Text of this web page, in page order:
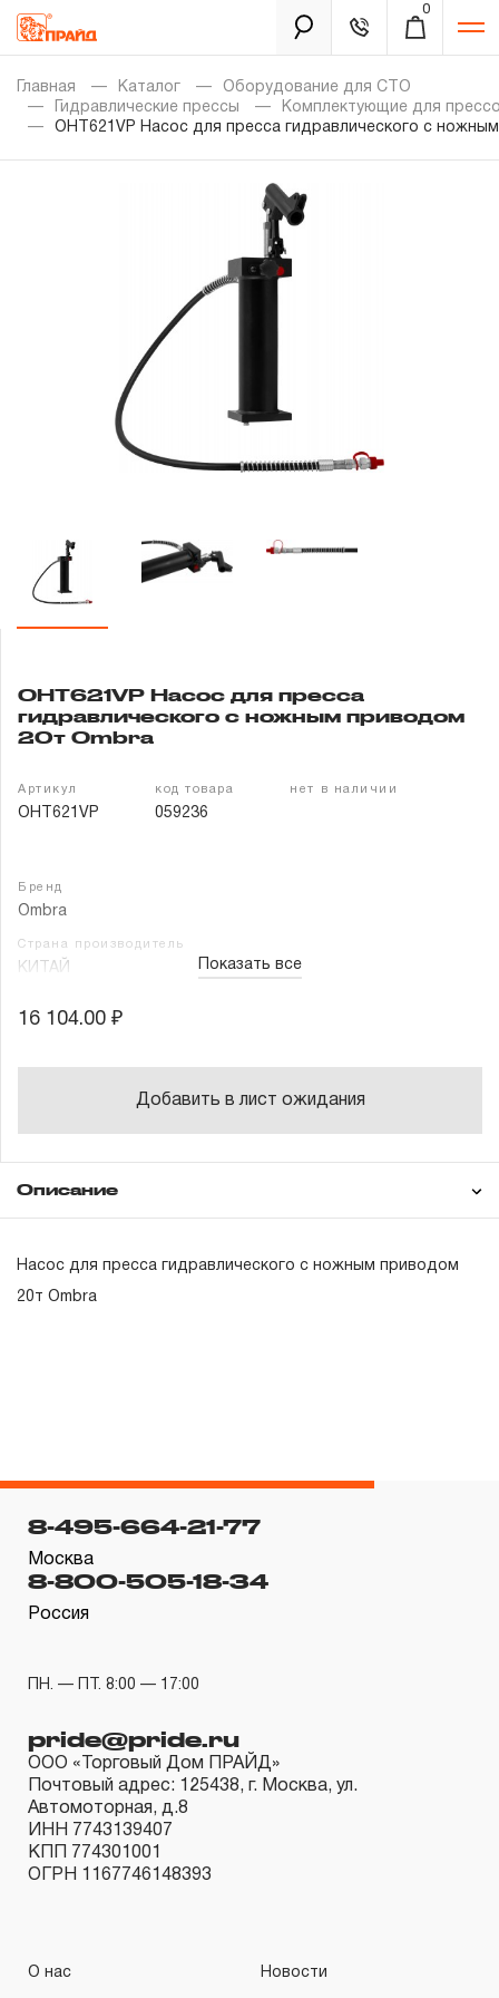
0
Каталог
Золотая лихорадка
Уцененный товар
Новости
Гарантия и сервис
Доставка и оплата
Контакты
Главная Каталог
Оборудование для СТО
Гидравлические прессы
Комплектующие для
OHT621VP Насос для пресса гидравлического с
OHT621VP Насос для пресса
гидравлического с ножным приводом
20т Ombra
Артикул
OHT621VP
код товара
059236
нет в наличии
Бренд
Ombra
Страна производитель
КИТАЙ Показать все
16 104.00 ₽
Добавить в лист ожидания
Описание
Насос для пресса гидравлического с ножным приводом
20т Ombra
гарантийных обязательств в течение всего периода
эксплуатации изделия, а также замена или ремонт
вышедшего из строя инструмента, если при
проведении технической экспертизы было
установлено, что производитель использовал при
нарушал технологию в процессе его производства.
при условии соблюдения покупателем (потребителем)
правил эксплуатации, обслуживания, транспортировки
и хранения, применяемых для ручного слесарно-
монтажного инструмента.
КИНЕМАТИЧЕСКУЮ СХЕМУ (МЕХАНИЗМ)
8-495-664-21-77
Москва
8-800-505-18-34
Россия
ПН. — ПТ. 8:00 — 17:00
pride@pride.ru
ООО «Торговый Дом ПРАЙД»
Почтовый адрес: 125438, г. Москва, ул.
Автомоторная, д.8
ИНН 7743139407
КПП 774301001
ОГРН 1167746148393
О нас Новости